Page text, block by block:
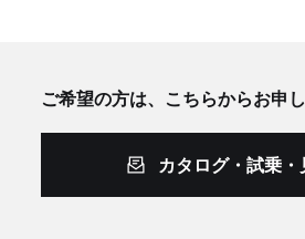
ご希望の方は、こちらからお申
カタログ・試乗